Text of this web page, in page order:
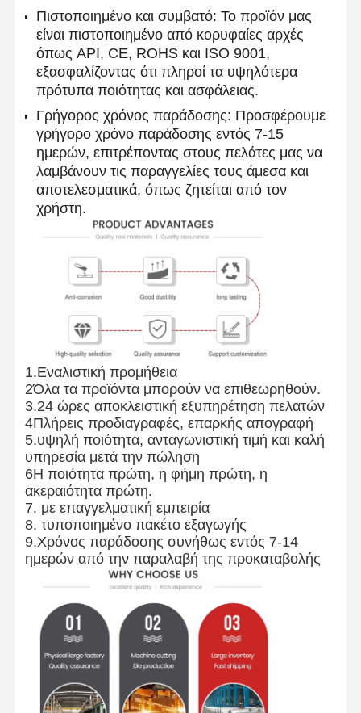
Στρογγυλοί από ανοξείδωτο χάλυβα
Αλουμινένιες ράβδοι και περιτυλίγματα
Χάλκινες Λωρίδες και Χάλκινες ράβδους
Πλινθώματα ψευδάργυρου
Κελύβια Ίγκοντς και Πλάκες Κελύβδου
Πιστοποιημένο και συμβατό: Το προϊόν μας
είναι πιστοποιημένο από κορυφαίες αρχές
όπως API, CE, ROHS και ISO 9001,
εξασφαλίζοντας ότι πληροί τα υψηλότερα
πρότυπα ποιότητας και ασφάλειας.
Γρήγορος χρόνος παράδοσης: Προσφέρουμε
γρήγορο χρόνο παράδοσης εντός 7-15
ημερών, επιτρέποντας στους πελάτες μας να
λαμβάνουν τις παραγγελίες τους άμεσα και
αποτελεσματικά, όπως ζητείται από τον
χρήστη.
1.Εναλιστική προμήθεια
2Όλα τα προϊόντα μπορούν να επιθεωρηθούν.
3.24 ώρες αποκλειστική εξυπηρέτηση πελατών
4Πλήρεις προδιαγραφές, επαρκής απογραφή
5.υψηλή ποιότητα, ανταγωνιστική τιμή και καλή
υπηρεσία μετά την πώληση
6Η ποιότητα πρώτη, η φήμη πρώτη, η
ακεραιότητα πρώτη.
7. με επαγγελματική εμπειρία
8. τυποποιημένο πακέτο εξαγωγής
9.Χρόνος παράδοσης συνήθως εντός 7-14
ημερών από την παραλαβή της προκαταβολής